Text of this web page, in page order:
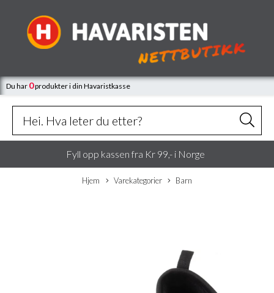
Du har 0produkteri din Havaristkasse
Fyll opp kassen fra Kr 99,- i Norge
Hjem Varekategorier Barn